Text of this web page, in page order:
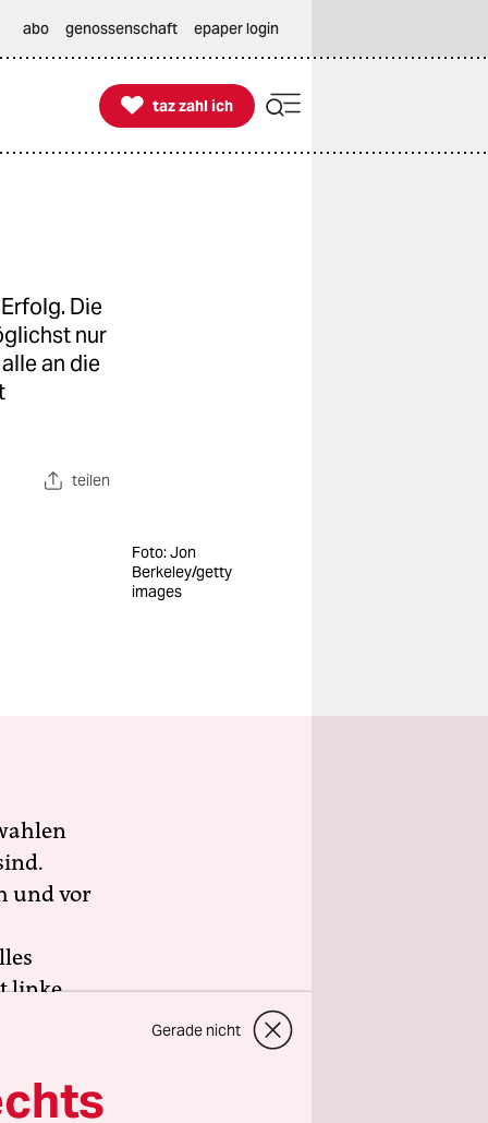
abo genossenschaft epaper login

taz zahl ich
taz zahl ich
Die
nur
an die
teilen
Foto: Jon
Berkeley/getty
images
und vor
linke,
unsere
Gerade nicht